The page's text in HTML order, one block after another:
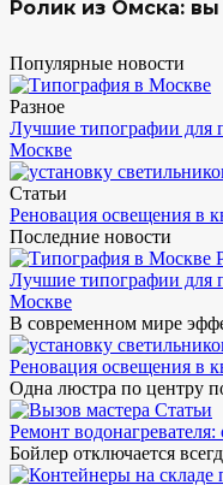
Ролик из Омска:
Популярные новости
Разное
Лучшие типографии для
Москве
Статьи
Реновация освещения в
Последние новости
Лучшие типографии для
Москве
В современном мире
Реновация освещения в
Одна люстра по центру
Статьи
Ремонт
Бойлер отключается